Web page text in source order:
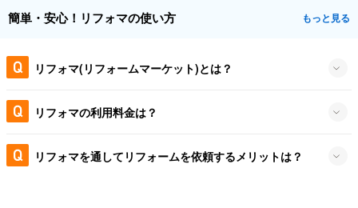
簡単・安心！リフォマの使い方 もっと見る
リフォマ(リフォームマーケット)とは？
リフォマの利用料金は？
リフォマを通してリフォームを依頼するメリットは？